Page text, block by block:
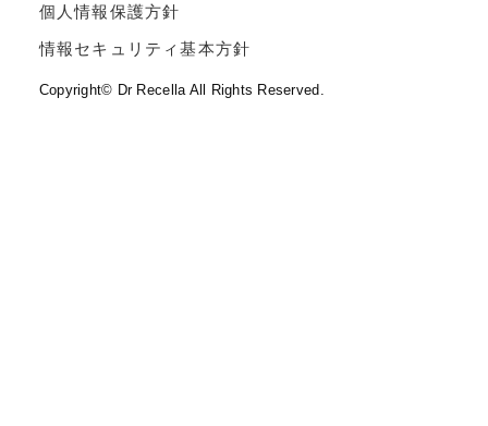
個人情報保護方針
情報セキュリティ基本方針
Copyright© Dr Recella All Rights Reserved.